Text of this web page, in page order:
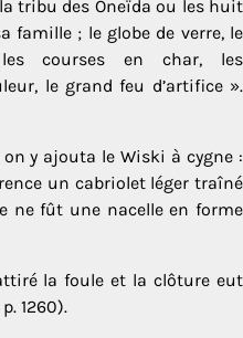
tribu des Oneïda ou les huit
famille ; le globe de verre, le
courses en char, les
le grand feu d’artifice ».
y ajouta le Wiski à cygne :
un cabriolet léger traîné
ne fût une nacelle en forme
la foule et la clôture eut
p. 1260).